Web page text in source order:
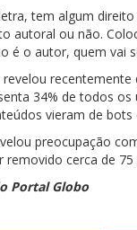
tem algum
autoral ou não.
é o autor, quem vai
recentemente
34% de todos
vieram de
preocupação
cerca de
Portal Globo